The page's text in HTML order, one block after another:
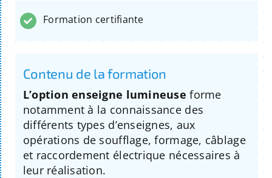
Formation certifiante
Contenu de la formation
L’option enseigne lumineuse forme
notamment à la connaissance des
différents types d’enseignes, aux
opérations de soufflage, formage, câblage
et raccordement électrique nécessaires à
leur réalisation.